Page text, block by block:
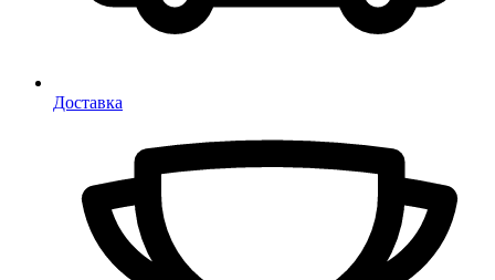
Доставка